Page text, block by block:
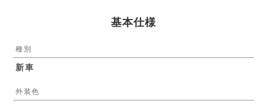
基本仕様
種別
新車
外装色